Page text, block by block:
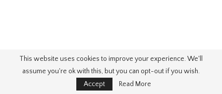
This website uses cookies to improve your experience. We'll
assume you're ok with this, but you can opt-out if you wish.
Accept
Read More